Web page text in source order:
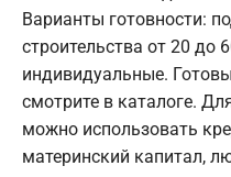
Варианты готовности:
строительства от 20 до
индивидуальные.
смотрите в каталоге.
можно использовать
материнский капитал,